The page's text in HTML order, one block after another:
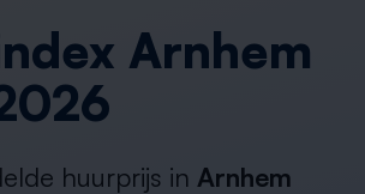
Arnhem
huurprijs in Arnhem